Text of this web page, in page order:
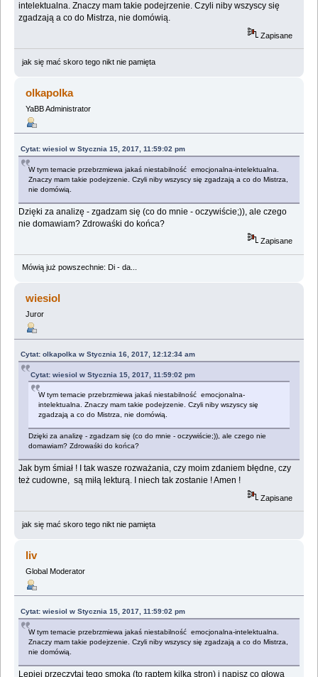
intelektualna. Znaczy mam takie podejrzenie. Czyli niby wszyscy się
zgadzają a co do Mistrza, nie domówią.
Zapisane
jak się mać skoro tego nikt nie pamięta
olkapolka
YaBB Administrator
Cytat: wiesiol w Stycznia 15, 2017, 11:59:02 pm
W tym temacie przebrzmiewa jakaś niestabilność emocjonalna-intelektualna.
Znaczy mam takie podejrzenie. Czyli niby wszyscy się zgadzają a co do Mistrza,
nie domówią.
Dzięki za analizę - zgadzam się (co do mnie - oczywiście;)), ale czego
nie domawiam? Zdrowaśki do końca?
Zapisane
Mówią już powszechnie: Di - da...
wiesiol
Juror
Cytat: olkapolka w Stycznia 16, 2017, 12:12:34 am
Cytat: wiesiol w Stycznia 15, 2017, 11:59:02 pm
W tym temacie przebrzmiewa jakaś niestabilność emocjonalna-
intelektualna. Znaczy mam takie podejrzenie. Czyli niby wszyscy się
zgadzają a co do Mistrza, nie domówią.
Dzięki za analizę - zgadzam się (co do mnie - oczywiście;)), ale czego nie
domawiam? Zdrowaśki do końca?
Jak bym śmiał ! I tak wasze rozważania, czy moim zdaniem błędne, czy
też cudowne, są miłą lekturą. I niech tak zostanie ! Amen !
Zapisane
jak się mać skoro tego nikt nie pamięta
liv
Global Moderator
Cytat: wiesiol w Stycznia 15, 2017, 11:59:02 pm
W tym temacie przebrzmiewa jakaś niestabilność emocjonalna-intelektualna.
Znaczy mam takie podejrzenie. Czyli niby wszyscy się zgadzają a co do Mistrza,
nie domówią.
Lepiej przeczytaj tego smoka (to raptem kilka stron) i napisz co głowa